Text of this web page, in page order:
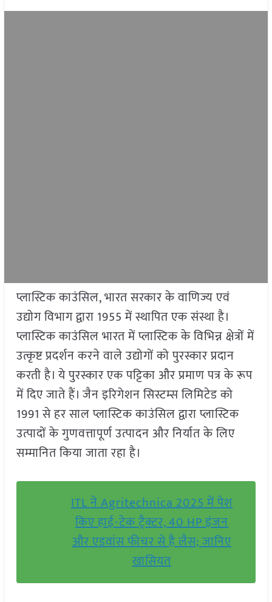
प्लास्टिक काउंसिल, भारत सरकार के वाणिज्य एवं
उद्योग विभाग द्वारा 1955 में स्थापित एक संस्था है।
प्लास्टिक काउंसिल भारत में प्लास्टिक के विभिन्न क्षेत्रों में
उत्कृष्ट प्रदर्शन करने वाले उद्योगों को पुरस्कार प्रदान
करती है। ये पुरस्कार एक पट्टिका और प्रमाण पत्र के रूप
में दिए जाते हैं। जैन इरिगेशन सिस्टम्स लिमिटेड को
1991 से हर साल प्लास्टिक काउंसिल द्वारा प्लास्टिक
उत्पादों के गुणवत्तापूर्ण उत्पादन और निर्यात के लिए
सम्मानित किया जाता रहा है।
ITL ने Agritechnica 2025 में पेश
किए हाई-टेक ट्रैक्टर, 40 HP इंजन
और एडवांस फीचर से है लैस; जानिए
खासियत